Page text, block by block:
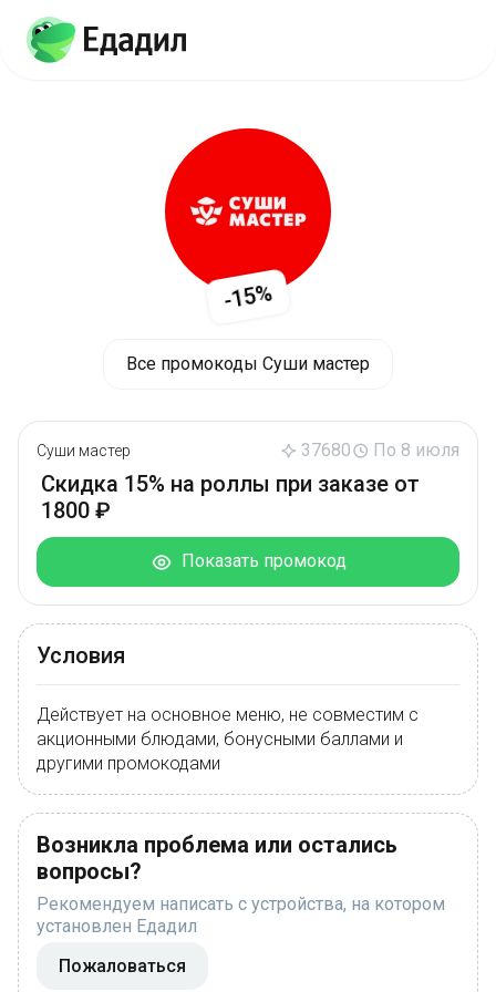
-15%
Все промокоды Суши мастер
Суши мастер 37680 По 8 июля
Скидка 15% на роллы при заказе от
1800 ₽
Показать промокод
Условия
Действует на основное меню, не совместим с
акционными блюдами, бонусными баллами и
другими промокодами
Возникла проблема или остались
вопросы?
Рекомендуем написать с устройства, на котором
установлен Едадил
Пожаловаться